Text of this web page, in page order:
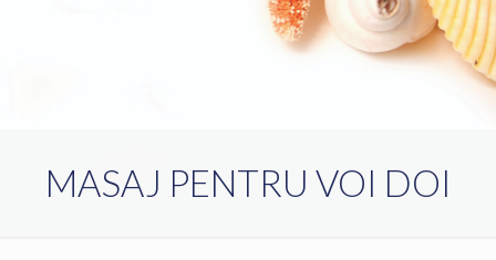
MASAJ PENTRU VOI DOI